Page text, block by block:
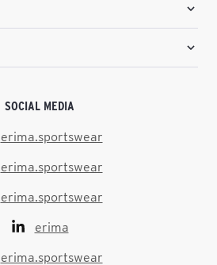
SOCIAL MEDIA
erima.sportswear
erima.sportswear
erima.sportswear
erima
erima.sportswear